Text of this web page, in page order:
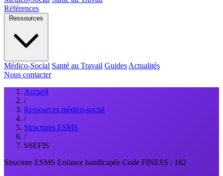
Références
Ressources
Médico-Social Santé au Travail Guides Actualités
Nous contacter
Accueil
/
Ressources médico-social
/
Structures ESMS
/
SSEFIS
Structure ESMS Enfance handicapée Code FINESS : 182